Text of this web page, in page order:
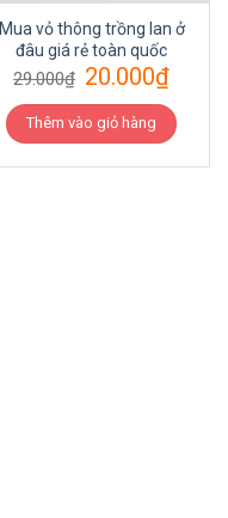
Mua vỏ thông trồng lan ở
đâu giá rẻ toàn quốc
29.000₫ 20.000₫
Thêm vào giỏ hàng